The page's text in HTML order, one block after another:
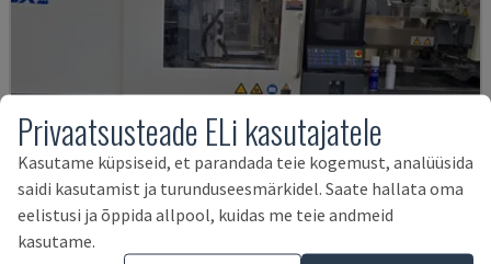
Privaatsusteade ELi kasutajatele
Kasutame küpsiseid, et parandada teie kogemust, analüüsida
saidi kasutamist ja turunduseesmärkidel. Saate hallata oma
eelistusi ja õppida allpool, kuidas me teie andmeid
kasutame.